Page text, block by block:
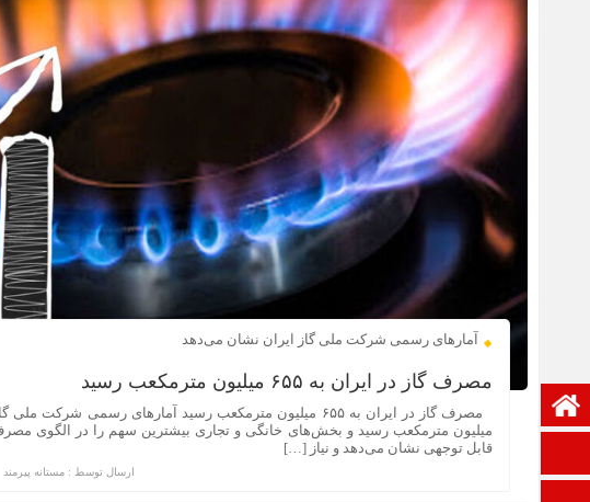
تالار گفتمان
آمارهای رسمی شرکت ملی گاز ایران نشان می‌دهد
مصرف گاز در ایران به ۶۵۵ میلیون مترمکعب رسید
میلیون مترمکعب رسید و بخش‌های خانگی و تجاری بیشترین سهم را در الگوی
قابل توجهی نشان می‌دهد و نیاز […]
ارسال توسط : مستانه پیرمند